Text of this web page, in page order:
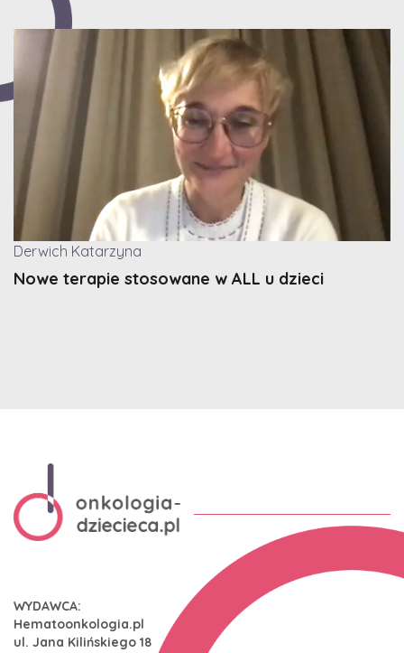
Derwich Katarzyna
Nowe terapie stosowane w ALL u dzieci
WYDAWCA:
Hematoonkologia.pl
ul. Jana Kilińskiego 18